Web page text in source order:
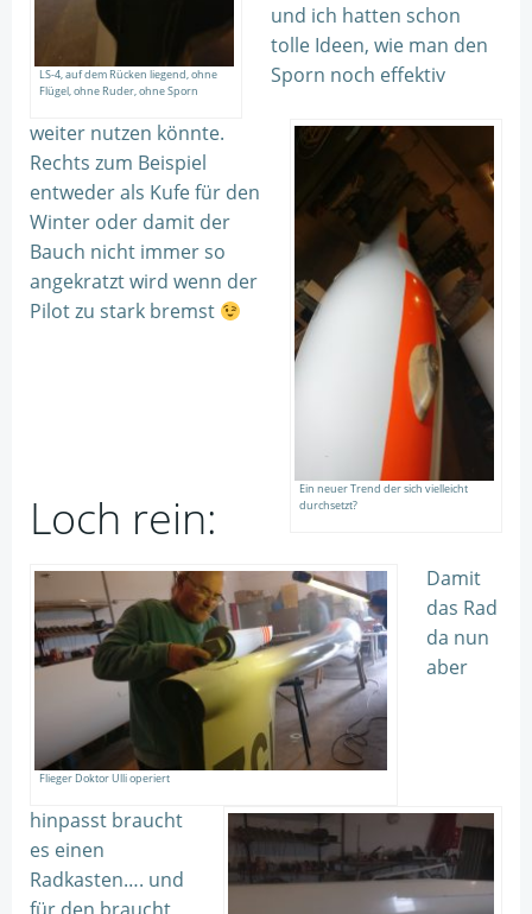
LS-4, auf dem Rücken liegend, ohne
Flügel, ohne Ruder, ohne Sporn
Ein neuer Trend der sich vielleicht
durchsetzt?
und ich hatten schon
tolle Ideen, wie man den
Sporn noch effektiv
weiter nutzen könnte.
Rechts zum Beispiel
entweder als Kufe für den
Winter oder damit der
Bauch nicht immer so
angekratzt wird wenn der
Pilot zu stark bremst
Loch rein:
Flieger Doktor Ulli operiert
Damit
das Rad
da nun
aber
hinpasst braucht
es einen
Radkasten…. und
für den braucht